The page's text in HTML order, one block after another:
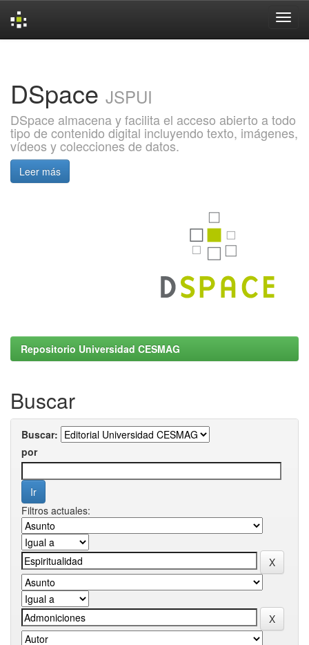
DSpace JSPUI
DSpace almacena y facilita el acceso abierto a todo
tipo de contenido digital incluyendo texto, imágenes,
vídeos y colecciones de datos.
Leer más
Repositorio Universidad CESMAG
Buscar
Buscar:
por
Filtros actuales: